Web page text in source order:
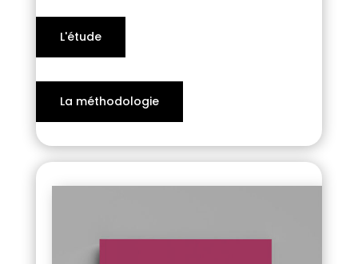
L'étude
La méthodologie